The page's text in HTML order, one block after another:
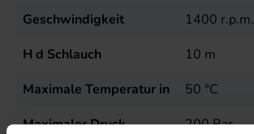
Geschwindigkeit 1400 r.p.m.
H d Schlauch
10 m
Maximale Temperatur in
50 °C
Maximaler Druck
200Bar